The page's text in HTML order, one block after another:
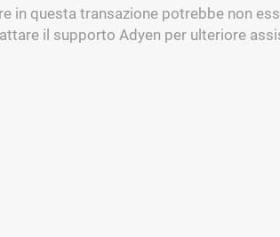
in questa transazione potrebbe non
il supporto Adyen per ulteriore